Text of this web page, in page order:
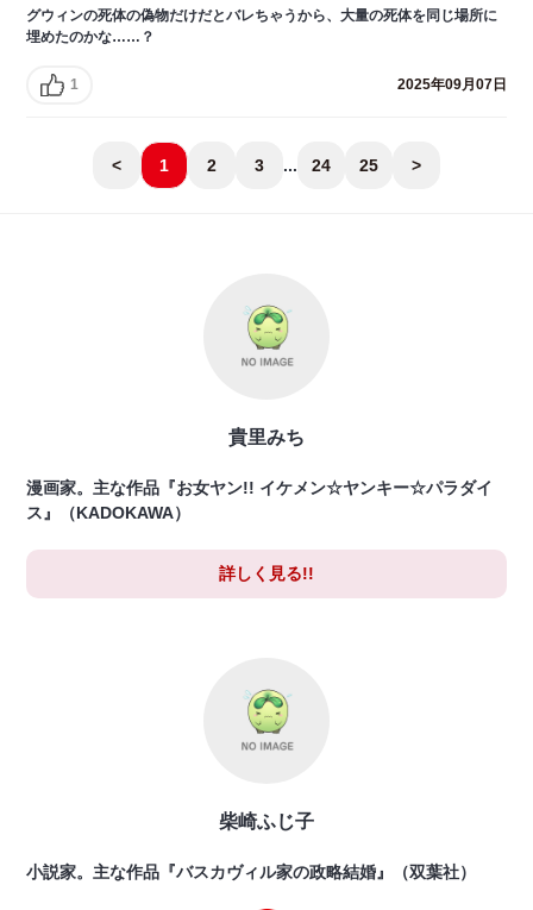
グウィンの死体の偽物だけだとバレちゃうから、大量の死体を同じ場所に
埋めたのかな……？
1 2025年09月07日
< 1 2 3 ... 24 25 >
貴里みち
漫画家。主な作品『お女ヤン!! イケメン☆ヤンキー☆パラダイ
ス』（KADOKAWA）
詳しく見る!!
柴崎ふじ子
小説家。主な作品『バスカヴィル家の政略結婚』（双葉社）